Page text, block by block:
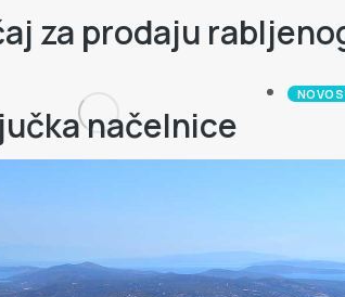
za prodaju
načelnice